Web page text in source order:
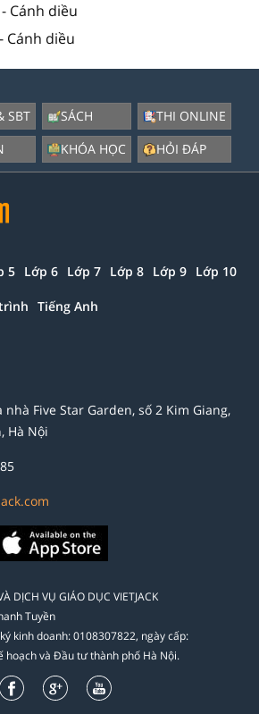
Cánh diều
Cánh diều
SBT
SÁCH
KHÓA HỌC
THI ONLINE
HỎI ĐÁP
5 Lớp 6 Lớp 7 Lớp 8 Lớp 9 Lớp 10
Tiếng Anh
nhà Five Star Garden, số 2 Kim Giang,
Hà Nội
DỊCH VỤ GIÁO DỤC VIETJACK
Tuyền
kinh doanh: 0108307822, ngày cấp:
hoạch và Đầu tư thành phố Hà Nội.